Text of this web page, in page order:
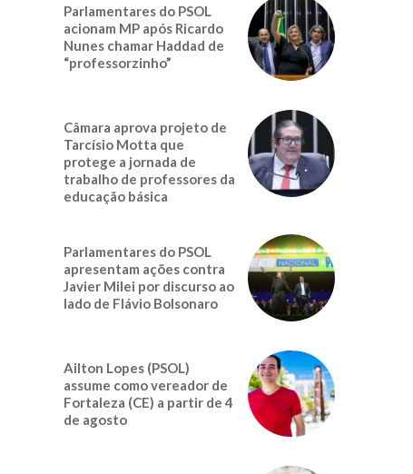
Parlamentares do PSOL
acionam MP após Ricardo
Nunes chamar Haddad de
“professorzinho”
Câmara aprova projeto de
Tarcísio Motta que
protege a jornada de
trabalho de professores da
educação básica
Parlamentares do PSOL
apresentam ações contra
Javier Milei por discurso ao
lado de Flávio Bolsonaro
Ailton Lopes (PSOL)
assume como vereador de
Fortaleza (CE) a partir de 4
de agosto